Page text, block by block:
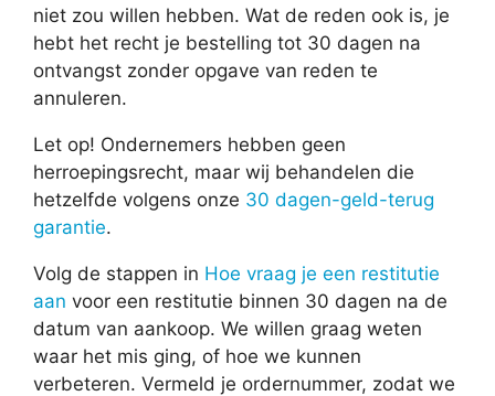
niet zou willen hebben. Wat de reden ook is, je
hebt het recht je bestelling tot 30 dagen na
ontvangst zonder opgave van reden te
annuleren.
Let op! Ondernemers hebben geen
herroepingsrecht, maar wij behandelen die
hetzelfde volgens onze 30 dagen-geld-terug
garantie.
Volg de stappen in Hoe vraag je een restitutie
aan voor een restitutie binnen 30 dagen na de
datum van aankoop. We willen graag weten
waar het mis ging, of hoe we kunnen
verbeteren. Vermeld je ordernummer, zodat we